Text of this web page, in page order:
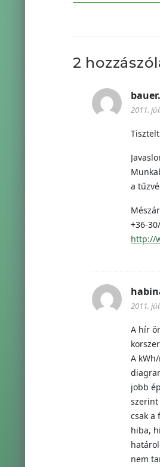
2
2011.
a
+36-
http://
2011.
A hír
A
jobb
szerint
csak a
hiba,
nem